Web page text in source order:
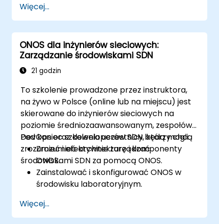
systemie opartym na Linuksie.
Skonfigurować podstawową sieć SDN
przy użyciu ONOS.
Poznać funkcje ONOS do zarządzania i
skalowania infrastruktury sieciowej.
Więcej...
ONOS dla inżynierów sieciowych:
Zarządzanie środowiskami SDN
21 godzin
To szkolenie prowadzone przez instruktora,
na żywo w Polsce (online lub na miejscu) jest
skierowane do inżynierów sieciowych na
poziomie średniozaawansowanym, zespołów
DevOps oraz deweloperów SDN, którzy chcą
zrozumieć i efektywnie zarządzać
środowiskami SDN za pomocą ONOS.
Pod koniec szkolenia uczestnicy będą mogli:
Zrozumieć architekturę i komponenty
ONOS.
Zainstalować i skonfigurować ONOS w
środowisku laboratoryjnym.
środowiskami SDN.
Wdrażaæ, zarządzać i rozwiązywać
Więcej...